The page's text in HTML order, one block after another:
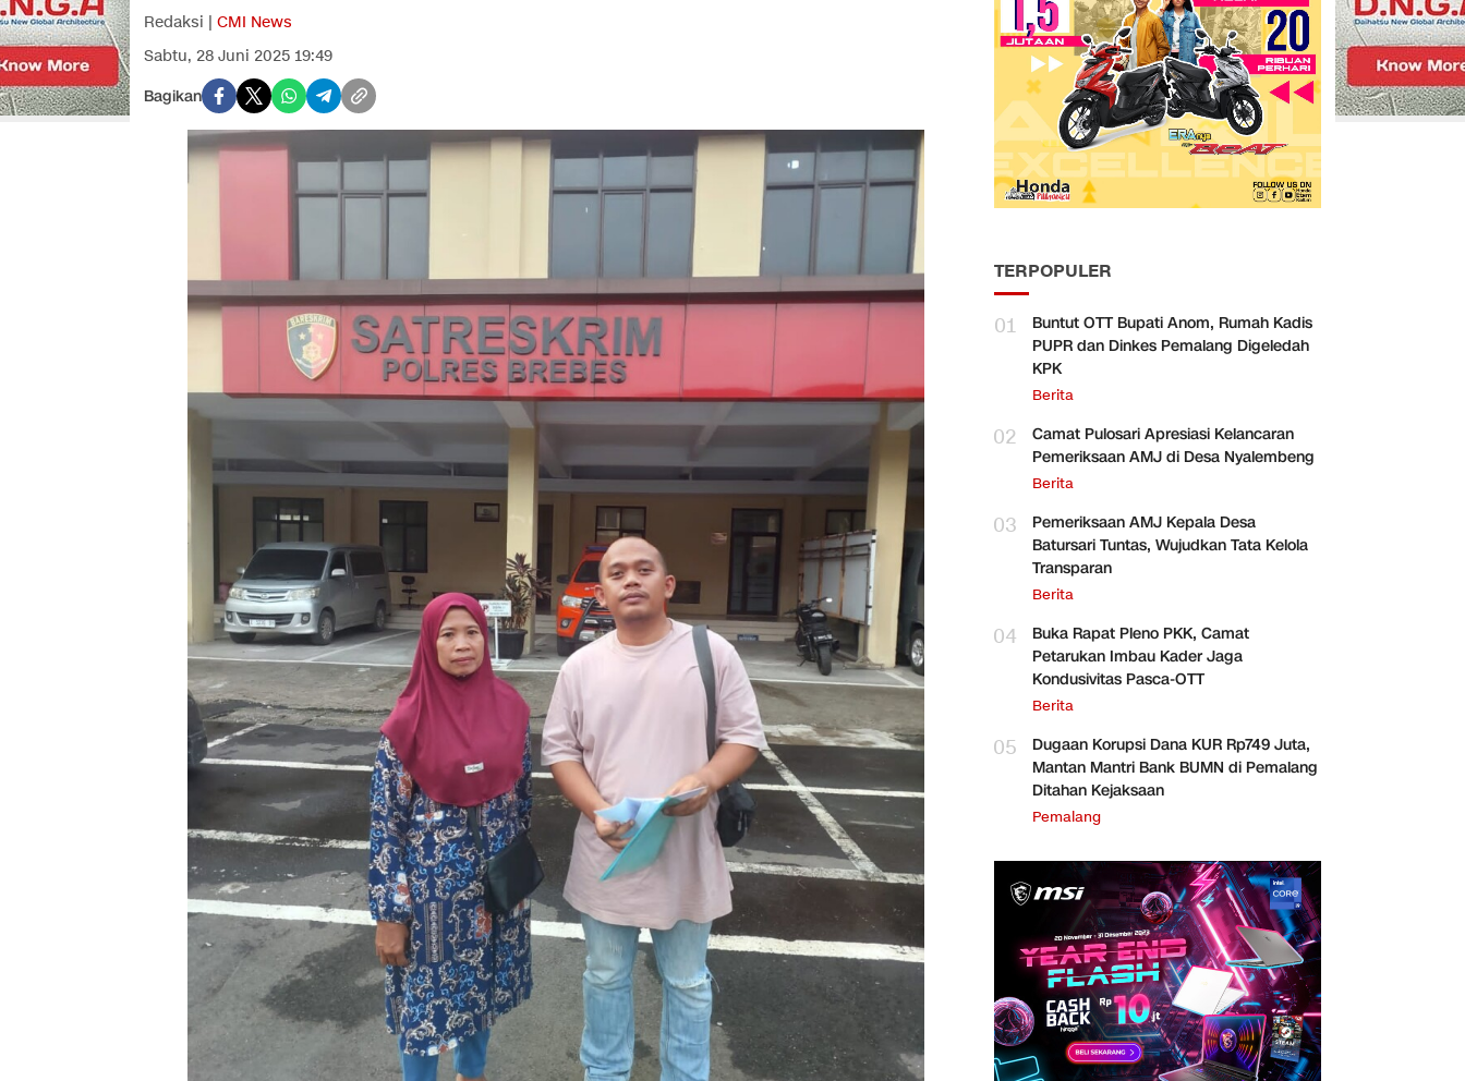
Redaksi | CMI News
Sabtu, 28 Juni 2025 19:49
Bagikan
TERPOPULER
01
Buntut OTT Bupati Anom, Rumah Kadis
PUPR dan Dinkes Pemalang Digeledah
KPK
Berita
02
Camat Pulosari Apresiasi Kelancaran
Pemeriksaan AMJ di Desa Nyalembeng
Berita
03
Pemeriksaan AMJ Kepala Desa
Batursari Tuntas, Wujudkan Tata Kelola
Transparan
Berita
04
Buka Rapat Pleno PKK, Camat
Petarukan Imbau Kader Jaga
Kondusivitas Pasca-OTT
Berita
05
Dugaan Korupsi Dana KUR Rp749 Juta,
Mantan Mantri Bank BUMN di Pemalang
Ditahan Kejaksaan
Pemalang